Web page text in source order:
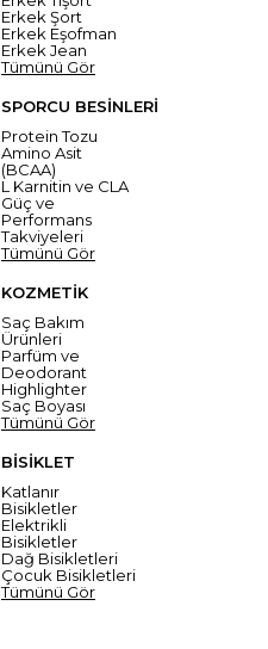
Erkek Şort
Erkek Eşofman
Erkek Jean
Tümünü Gör
SPORCU BESİNLERİ
Protein Tozu
Amino Asit
(BCAA)
L Karnitin ve CLA
Güç ve
Performans
Takviyeleri
Tümünü Gör
KOZMETİK
Saç Bakım
Ürünleri
Parfüm ve
Deodorant
Highlighter
Saç Boyası
Tümünü Gör
BİSİKLET
Katlanır
Bisikletler
Elektrikli
Bisikletler
Dağ Bisikletleri
Çocuk Bisikletleri
Tümünü Gör